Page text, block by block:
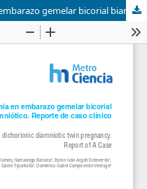
Secuencia anemia policitemia en embarazo gemelar bicorial biamniótico. Reporte de caso clínico